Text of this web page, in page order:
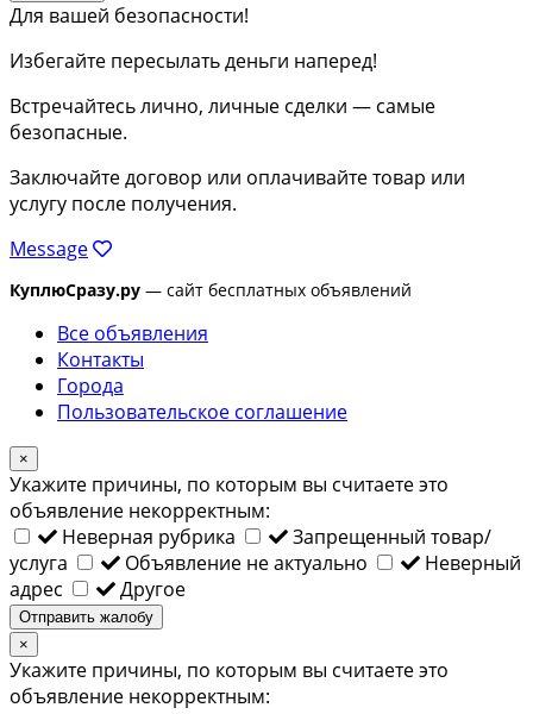
Для вашей безопасности!
Избегайте пересылать деньги наперед!
Встречайтесь лично, личные сделки — самые
безопасные.
Заключайте договор или оплачивайте товар или
услугу после получения.
Message
КуплюСразу.ру — сайт бесплатных объявлений
Все объявления
Контакты
Города
Пользовательское соглашение
×
Укажите причины, по которым вы считаете это
объявление некорректным:
Неверная рубрика
Запрещенный товар/
услуга
Объявление не актуально
Неверный
адрес
Другое
Отправить жалобу
×
Укажите причины, по которым вы считаете это
объявление некорректным: